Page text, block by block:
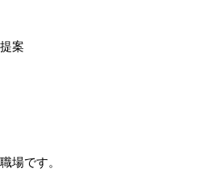
案
場です。